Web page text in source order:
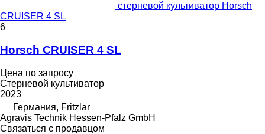
стерневой культиватор Horsch
CRUISER 4 SL
6
Horsch CRUISER 4 SL
Цена по запросу
Стерневой культиватор
2023
Германия, Fritzlar
Agravis Technik Hessen-Pfalz GmbH
Связаться с продавцом